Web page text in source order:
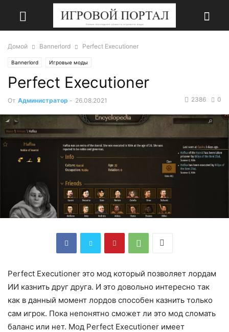
Домой Bannerlord Perfect Executioner
Bannerlord Игровые моды
Perfect Executioner
От Администратор - 26.08.2021 0
2386
Perfect Executioner это мод который позволяет лордам
ИИ казнить друг друга. И это довольно интересно так
как в данный момент лордов способен казнить только
сам игрок. Пока непонятно сможет ли это мод сломать
баланс или нет. Мод Perfect Executioner имеет